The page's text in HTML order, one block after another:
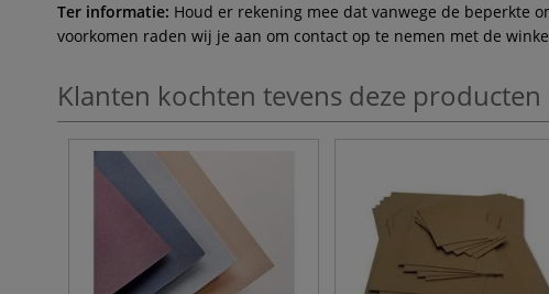
Ter informatie: Houd er rekening mee dat vanwege de beperkte
voorkomen raden wij je aan om contact op te nemen met de
Klanten kochten tevens deze producten